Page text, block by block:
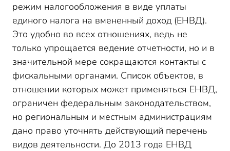
режим налогообложения в виде уплаты
единого налога на вмененный доход (ЕНВД).
Это удобно во всех отношениях, ведь не
только упрощается ведение отчетности, но и в
значительной мере сокращаются контакты с
фискальными органами. Список объектов, в
отношении которых может применяться ЕНВД,
ограничен федеральным законодательством,
но региональным и местным администрациям
дано право уточнять действующий перечень
видов деятельности. До 2013 года ЕНВД